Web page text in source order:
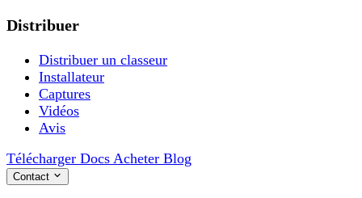
Distribuer
Distribuer un classeur
Installateur
Captures
Vidéos
Avis
Télécharger Docs Acheter Blog
Contact